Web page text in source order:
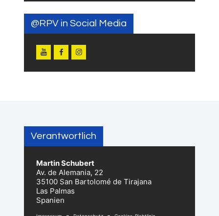
@RPV in Social Media
Verantwortlich
Martin Schubert
Av. de Alemania, 22
35100 San Bartolomé de Tirajana
Las Palmas
Spanien